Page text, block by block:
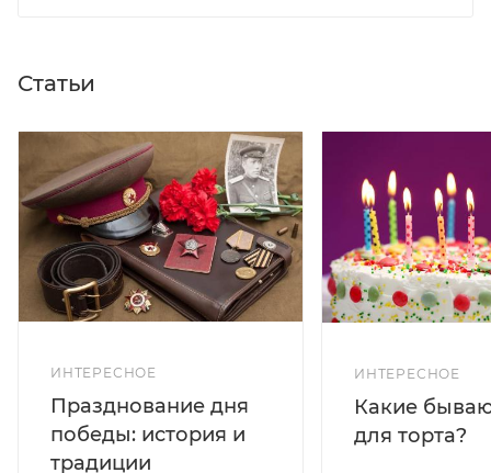
Статьи
ИНТЕРЕСНОЕ
Празднование дня
победы: история и
традиции
ИНТЕРЕСНОЕ
Какие
для торта?